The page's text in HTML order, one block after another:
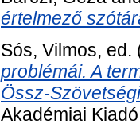
értelmező
Sós, Vilmos, ed.
problémái. A
Össz-
Akadémiai